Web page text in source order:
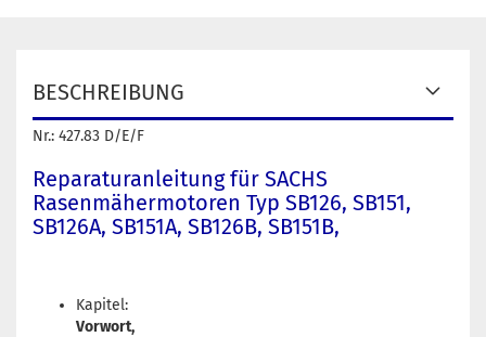
BESCHREIBUNG
Nr.: 427.83 D/E/F
Reparaturanleitung für SACHS
Rasenmähermotoren Typ SB126, SB151,
SB126A, SB151A, SB126B, SB151B,
Kapitel:
Vorwort,